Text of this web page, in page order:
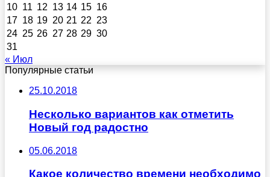
10 11 12 13 14 15 16
17 18 19 20 21 22 23
24 25 26 27 28 29 30
31
« Июл
Популярные статьи
25.10.2018
Несколько вариантов как отметить
Новый год радостно
05.06.2018
Какое количество времени необходимо